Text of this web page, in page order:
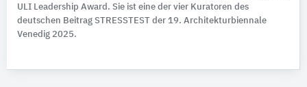
ULI Leadership Award. Sie ist eine der vier Kuratoren des
deutschen Beitrag STRESSTEST der 19. Architekturbiennale
Venedig 2025.